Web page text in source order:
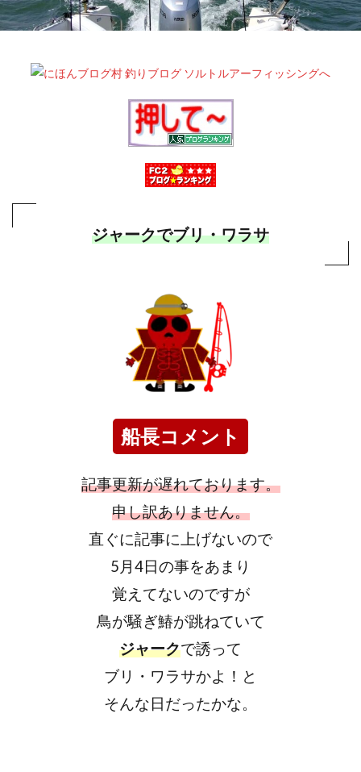
ジャークでブリ・ワラサ
船長コメント
記事更新が遅れております。
申し訳ありません。
直ぐに記事に上げないので
5月4日の事をあまり
覚えてないのですが
鳥が騒ぎ鰆が跳ねていて
ジャークで誘って
ブリ・ワラサかよ！と
そんな日だったかな。